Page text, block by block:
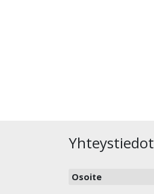
Yhteystiedot
Osoite